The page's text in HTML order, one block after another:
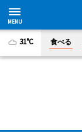
31°C 食べる